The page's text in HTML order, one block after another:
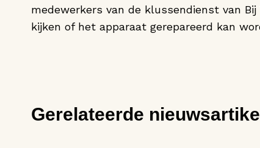
medewerkers van de klussendienst van
kijken of het apparaat gerepareerd kan
Gerelateerde